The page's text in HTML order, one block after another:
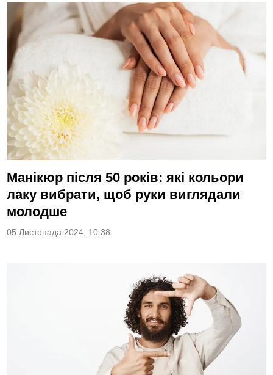
Манікюр після 50 років: які кольори
лаку вибрати, щоб руки виглядали
молодше
05 Листопада 2024, 10:38